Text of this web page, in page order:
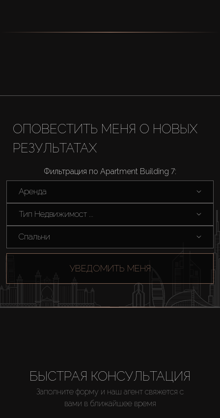
Аренда
ОПОВЕСТИТЬ МЕНЯ О НОВЫХ
РЕЗУЛЬТАТАХ
Фильтрация по Apartment Building 7:
Аренда
Тип Недвижимост ...
Спальни
УВЕДОМИТЬ МЕНЯ
БЫСТРАЯ КОНСУЛЬТАЦИЯ
Заполните форму и наш агент свяжется с
вами в ближайшее время